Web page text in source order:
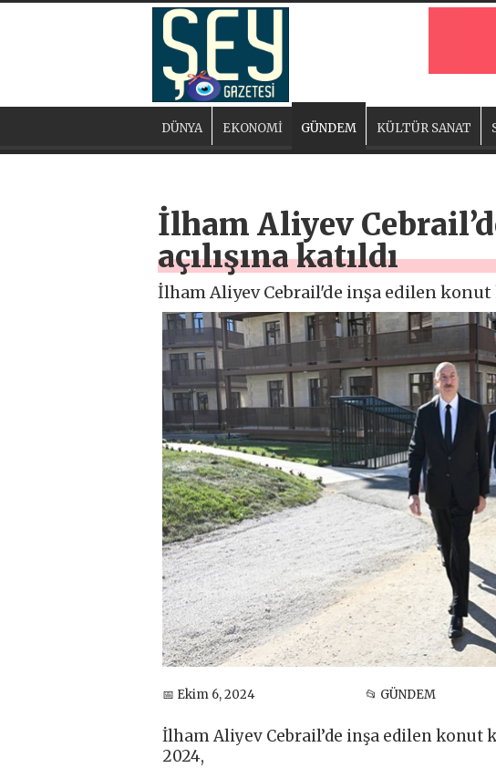
DÜNYA EKONOMİ GÜNDEM KÜLTÜR SANAT
İlham Aliyev
açılışına katıldı
İlham Aliyev Cebrail'de inşa edilen konut
📅 Ekim 6, 2024 📂 GÜNDEM
İlham Aliyev Cebrail’de inşa edilen konut
2024,